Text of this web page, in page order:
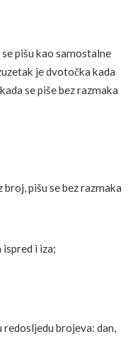
pišu kao sa­mos­tal­ne
je dvo­točka ka­da
se piše bez ra­zma­ka
pišu se bez ra­zma­ka
is­pred i iza;
re­dosljedu bro­je­va: dan,